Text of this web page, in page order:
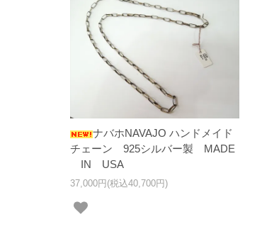
ナバホNAVAJO ハンドメイド
チェーン 925シルバー製 MADE
IN USA
37,000円(税込40,700円)